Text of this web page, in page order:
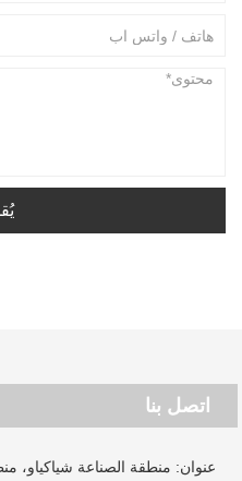
اتصل بنا
عنوان: منطقة الصناعة شياكياو،